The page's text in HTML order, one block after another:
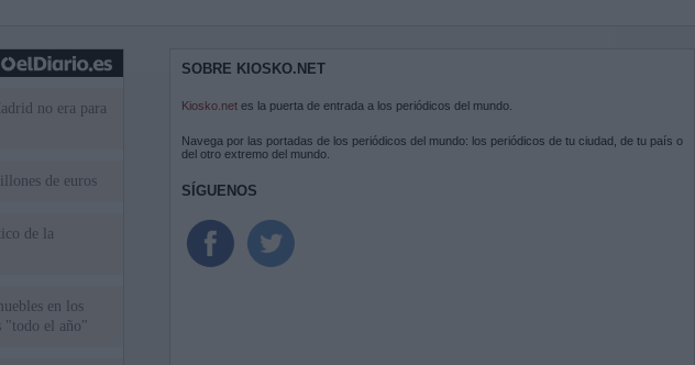
no era para
de euros
de la
en los
"todo el año"
SOBRE KIOSKO.NET
Kiosko.net es la puerta de entrada a los periódicos del mundo.
Navega por las portadas de los periódicos del mundo: los periódicos de tu ciudad, de tu país o
del otro extremo del mundo.
SÍGUENOS